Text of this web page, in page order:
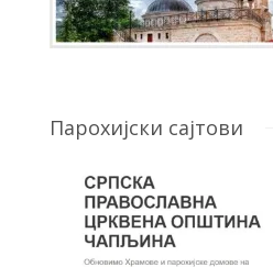
Парохијски сајтови